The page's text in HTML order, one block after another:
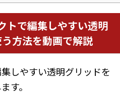
トで編集しやすい透明
方法を動画で解説
しやすい透明グリッドを
す。